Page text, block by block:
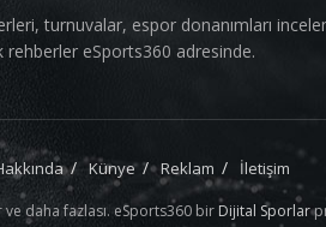
turnuvalar, espor donanımları
rehberler eSports360 adresinde.
Künye Reklam İletişim
daha fazlası. eSports360 bir Dijital Sporlar